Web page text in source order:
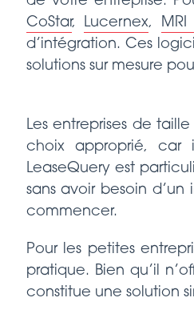
CoStar, Lucernex, MRI
d’intégration. Ces
solutions sur mesure
Les entreprises de
choix approprié, car
LeaseQuery est
sans avoir besoin
commencer.
Pour les petites
pratique. Bien qu’il
constitue une solution